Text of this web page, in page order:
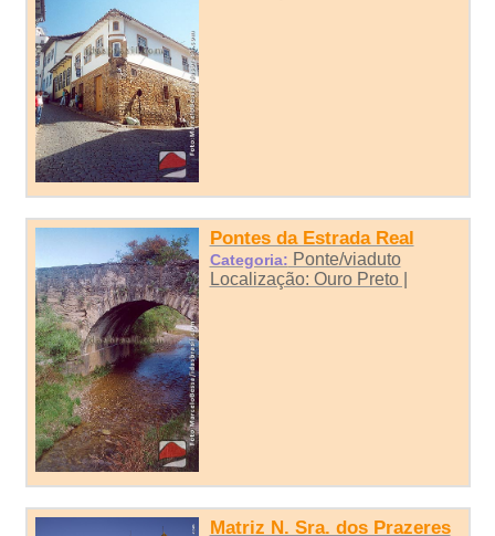
Pontes da Estrada Real
Categoria: Ponte/viaduto
Localização: Ouro Preto |
Matriz N. Sra. dos Prazeres